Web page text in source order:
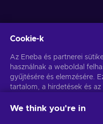
You can unsubscribe at any
Cookie-k
Az Eneba és partnerei
használnak a weboldal
gyűjtésére és elemzésére.
tartalom, a hirdetések és
hirdetések személyre
We think you're in